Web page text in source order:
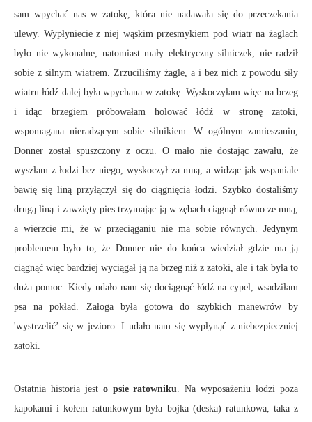
sam wpychać nas w zatokę, która nie nadawała się do przeczekania
ulewy. Wypłyniecie z niej wąskim przesmykiem pod wiatr na żaglach
było nie wykonalne, natomiast mały elektryczny silniczek, nie radził
sobie z silnym wiatrem. Zrzuciliśmy żagle, a i bez nich z powodu siły
wiatru łódź dalej była wpychana w zatokę. Wyskoczyłam więc na brzeg
i idąc brzegiem próbowałam holować łódź w stronę zatoki,
wspomagana nieradzącym sobie silnikiem. W ogólnym zamieszaniu,
Donner został spuszczony z oczu. O mało nie dostając zawału, że
wyszłam z łodzi bez niego, wyskoczył za mną, a widząc jak wspaniale
bawię się liną przyłączył się do ciągnięcia łodzi. Szybko dostaliśmy
drugą liną i zawzięty pies trzymając ją w zębach ciągnął równo ze mną,
a wierzcie mi, że w przeciąganiu nie ma sobie równych. Jedynym
problemem było to, że Donner nie do końca wiedział gdzie ma ją
ciągnąć więc bardziej wyciągał ją na brzeg niż z zatoki, ale i tak była to
duża pomoc. Kiedy udało nam się dociągnąć łódź na cypel, wsadziłam
psa na pokład. Załoga była gotowa do szybkich manewrów by
'wystrzelić’ się w jezioro. I udało nam się wypłynąć z niebezpieczniej
zatoki.
Ostatnia historia jest o psie ratowniku. Na wyposażeniu łodzi poza
kapokami i kołem ratunkowym była bojka (deska) ratunkowa, taka z